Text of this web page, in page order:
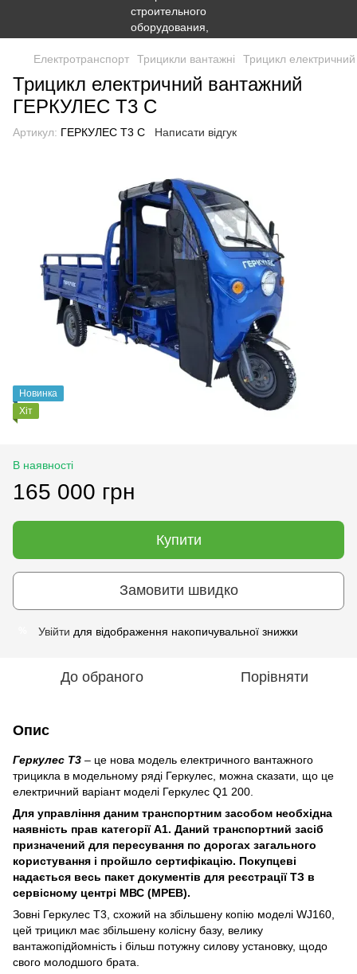
Електротранспорт Трицикли вантажні Трицикл
Трицикл електричний вантажний
ГЕРКУЛЕС T3 C
Артикул: ГЕРКУЛЕС T3 C Написати відгук
Новинка
Хіт
В наявності
165 000 грн
Купити
Замовити швидко
Увійти для відображення накопичувальної знижки
До обраного Порівняти
Опис
Геркулес Т3 – це нова модель електричного вантажного
трицикла в модельному ряді Геркулес, можна сказати, що це
електричний варіант моделі Геркулес Q1 200.
Для управління даним транспортним засобом необхідна
наявність прав категорії А1. Даний транспортний засіб
призначений для пересування по дорогах загального
користування і пройшло сертифікацію. Покупцеві
надається весь пакет документів для реєстрації ТЗ в
сервісному центрі МВС (МРЕВ).
Зовні Геркулес Т3, схожий на збільшену копію моделі WJ160,
цей трицикл має збільшену колісну базу, велику
вантажопідйомність і більш потужну силову установку, щодо
свого молодшого брата.